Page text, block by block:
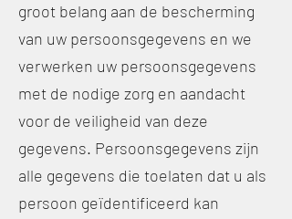
groot belang aan de bescherming
van uw persoonsgegevens en we
verwerken uw persoonsgegevens
met de nodige zorg en aandacht
voor de veiligheid van deze
gegevens. Persoonsgegevens zijn
alle gegevens die toelaten dat u als
persoon geïdentificeerd kan